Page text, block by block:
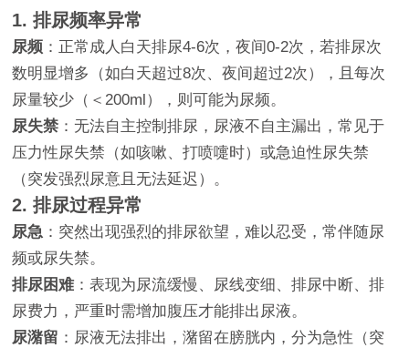
1. 排尿频率异常
尿频 ：正常成人白天排尿4-6次，夜间0-2次，若排尿次
数明显增多（如白天超过8次、夜间超过2次），且每次
尿量较少（＜200ml），则可能为尿频。
尿失禁 ：无法自主控制排尿，尿液不自主漏出，常见于
压力性尿失禁（如咳嗽、打喷嚏时）或急迫性尿失禁
（突发强烈尿意且无法延迟）。
2. 排尿过程异常
尿急 ：突然出现强烈的排尿欲望，难以忍受，常伴随尿
频或尿失禁。
排尿困难：表现为尿流缓慢、尿线变细、排尿中断、排
尿费力，严重时需增加腹压才能排出尿液。
尿潴留 ：尿液无法排出，潴留在膀胱内，分为急性（突